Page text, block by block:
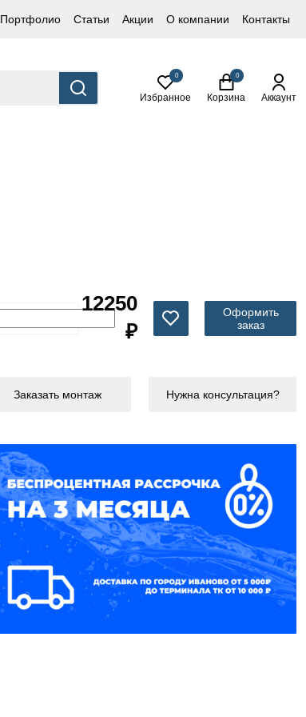
Портфолио Статьи Акции О компании Контакты
0
Избранное
0
Корзина Аккаунт
12250
₽
Оформить
заказ
Заказать монтаж Нужна консультация?